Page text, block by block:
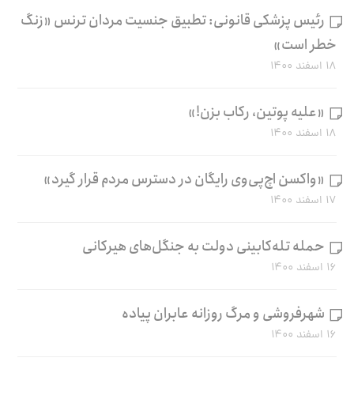
رئیس پزشکی قانونی: تطبیق جنسیت مردان ترنس «زنگ
خطر است»
۱۸ اسفند ۱۴۰۰
«علیه پوتین، رکاب بزن!»
۱۸ اسفند ۱۴۰۰
«واکسن اچ‌پی‌وی رایگان در دسترس مردم قرار گیرد»
۱۷ اسفند ۱۴۰۰
حمله تله‌کابینی دولت به جنگل‌های هیرکانی
۱۶ اسفند ۱۴۰۰
شهرفروشی و مرگ روزانه عابران پیاده
۱۶ اسفند ۱۴۰۰